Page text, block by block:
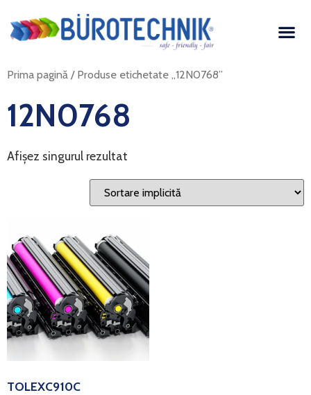
Prima pagină / Produse etichetate „12N0768”
12N0768
Afișez singurul rezultat
TOLEXC910C